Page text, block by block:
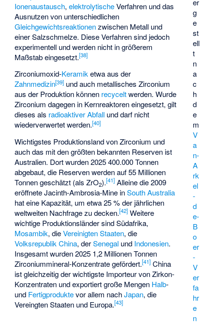
er
g
e
st
ell
t
n
a
c
h
d
e
m
V
a
n-
A
rk
el
-
d
e-
B
o
er
-
V
er
fa
hr
e
n
Ionenaustausch,elektrolytischeVerfahren und das
Ausnutzen von unterschiedlichen
Gleichgewichtsreaktionenzwischen Metall und
einer Salzschmelze. Diese Verfahren sind jedoch
experimentell und werden nicht in größerem
Maßstab eingesetzt.[38]
Zirconiumoxid-Keramiketwa aus der
Zahnmedizin[39] und auch metallisches Zirconium
aus der Produktion können recyceltwerden. Wurde
Zirconium dagegen in Kernreaktoren eingesetzt, gilt
dieses als radioaktiver Abfall und darf nicht
wiederverwertet werden.[40]
Wichtigstes Produktionsland von Zirconium und
auch das mit den größten bekannten Reserven ist
Australien. Dort wurden 2025 400.000 Tonnen
abgebaut, die Reserven werden auf 55 Millionen
Tonnen geschätzt (als ZrO2).[41] Alleine die 2009
eröffneteJacinth-Ambrosia-Mine inSouth Australia
hat eine Kapazität, um etwa 25 % der jährlichen
weltweiten Nachfrage zu decken.[42] Weitere
wichtige Produktionsländer sind Südafrika,
Mosambik, dieVereinigten Staaten, die
Volksrepublik China, derSenegal und Indonesien.
Insgesamt wurden 2025 1,2 Millionen Tonnen
Zirconiummineral-Konzentrate gefördert.[41] China
ist gleichzeitig der wichtigste Importeur von Zirkon-
Konzentraten und exportiert große Mengen Halb-
und Fertigproduktevor allem nachJapan, die
Vereingten Staaten und Europa.[43]